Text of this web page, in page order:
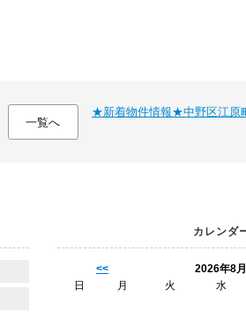
一覧へ
★新着物件情報★中野区江原
カレンダ
<<
2026年8月
日
月 火 水